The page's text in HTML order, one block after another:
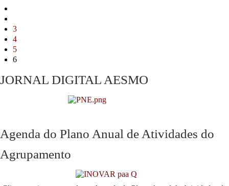
3
4
5
6
JORNAL DIGITAL AESMO
Agenda do Plano Anual de Atividades do
Agrupamento